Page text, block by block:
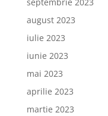
august 2023
iulie 2023
iunie 2023
mai 2023
aprilie 2023
martie 2023